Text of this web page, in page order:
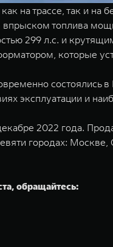
на трассе, так и
топлива
299 л.с. и
которые
состоялись
эксплуатации и
2022 года.
городах:
обращайтесь: